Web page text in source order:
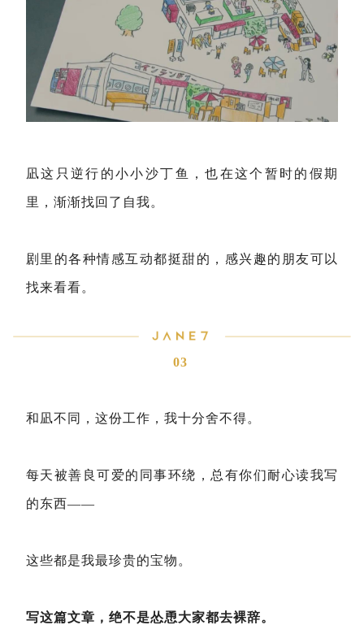
凪这只逆行的小小沙丁鱼，也在这个暂时的假期
里，渐渐找回了自我。
剧里的各种情感互动都挺甜的，感兴趣的朋友可以
找来看看。
03
和凪不同，这份工作，我十分舍不得。
每天被善良可爱的同事环绕，总有你们耐心读我写
的东西——
这些都是我最珍贵的宝物。
写这篇文章，绝不是怂恿大家都去裸辞。